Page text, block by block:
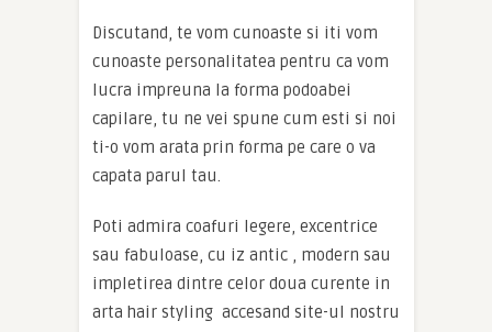
Discutand, te vom cunoaste si iti vom
cunoaste personalitatea pentru ca vom
lucra impreuna la forma podoabei
capilare, tu ne vei spune cum esti si noi
ti-o vom arata prin forma pe care o va
capata parul tau.
Poti admira coafuri legere, excentrice
sau fabuloase, cu iz antic , modern sau
impletirea dintre celor doua curente in
arta hair styling accesand site-ul nostru